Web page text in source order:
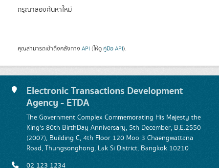
กรุณาลองค้นหาใหม่
คุณสามารถเข้าถึงคลังทาง API (ให้ดู คู่มือ API).
Electronic Transactions Development
Agency - ETDA
The Government Complex Commemorating His Majesty the
King's 80th BirthDay Anniversary, 5th December, B.E.2550
(2007), Building C, 4th Floor 120 Moo 3 Chaengwattana
Road, Thungsonghong, Lak Si District, Bangkok 10210
02 123 1234